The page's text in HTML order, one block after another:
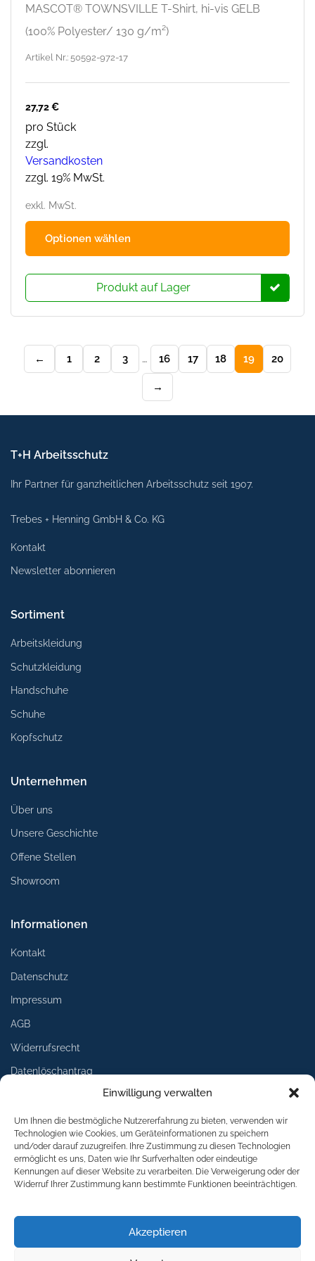
Einwilligung verwalten
Um Ihnen die bestmögliche Nutzererfahrung zu bieten, verwenden wir
Technologien wie Cookies, um Geräteinformationen zu speichern
und/oder darauf zuzugreifen. Ihre Zustimmung zu diesen Technologien
ermöglicht es uns, Daten wie Ihr Surfverhalten oder eindeutige
Kennungen auf dieser Website zu verarbeiten. Die Verweigerung oder der
Widerruf Ihrer Zustimmung kann bestimmte Funktionen beeinträchtigen.
Akzeptieren
MASCOT® TOWNSVILLE T-Shirt, hi-vis GELB
(100% Polyester/ 130 g/m²)
Artikel Nr.: 50592-972-17
27,72€
pro Stück
zzgl.
Versandkosten
zzgl. 19% MwSt.
exkl. MwSt.
Optionen wählen
Produkt auf Lager
← 1 2 3 … 16 17 18 19 20
→
T+H Arbeitsschutz
Ihr Partner für ganzheitlichen Arbeitsschutz seit 1907.
Trebes + Henning GmbH & Co. KG
Kontakt
Newsletter abonnieren
Sortiment
Arbeitskleidung
Schutzkleidung
Handschuhe
Schuhe
Kopfschutz
Unternehmen
Über uns
Unsere Geschichte
Offene Stellen
Showroom
Informationen
Kontakt
Datenschutz
Impressum
AGB
Widerrufsrecht
Datenlöschantrag
Services
Lieferung
Umtausch
Rückgabe
Logoservice